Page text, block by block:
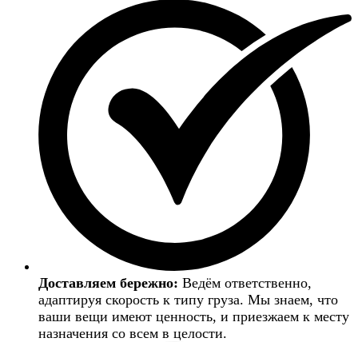
Доставляем бережно: Ведём ответственно,
адаптируя скорость к типу груза. Мы знаем, что
ваши вещи имеют ценность, и приезжаем к месту
назначения со всем в целости.